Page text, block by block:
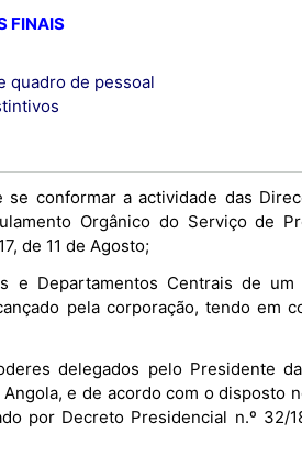
FINAIS
quadro de pessoal
se conformar a actividade das
Orgânico do Serviço de
de 11 de Agosto;
e Departamentos Centrais de
pela corporação, tendo em
delegados pelo Presidente
e de acordo com o disposto
por Decreto Presidencial n.º